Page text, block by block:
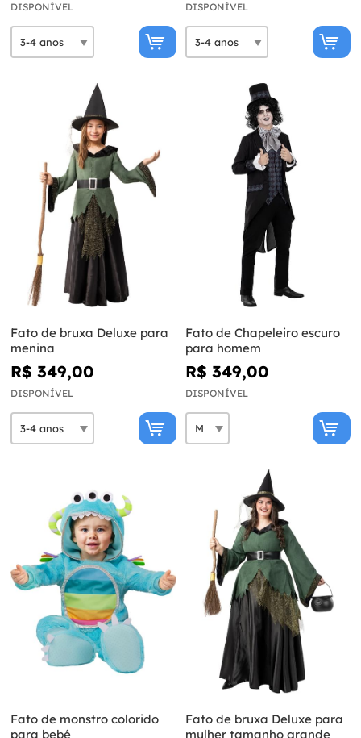
DISPONÍVEL DISPONÍVEL
Fato de bruxa Deluxe para
menina
R$ 349,00
DISPONÍVEL
Fato de Chapeleiro escuro
para homem
R$ 349,00
DISPONÍVEL
Fato de monstro colorido
para bebé
Fato de bruxa Deluxe para
mulher tamanho grande